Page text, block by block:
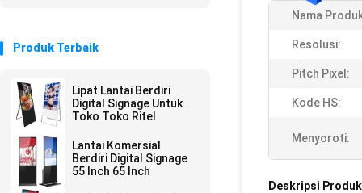
Produk Terbaik
Lipat Lantai Berdiri
Digital Signage Untuk
Toko Toko Ritel
Lantai Komersial
Berdiri Digital Signage
55 Inch 65 Inch
Nama
Resolusi:
Pitch Pixel:
Kode HS:
Menyoroti:
Deskripsi Produk